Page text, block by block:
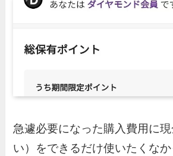
急遽必要になった購入費用に
い）をできるだけ使いたくな